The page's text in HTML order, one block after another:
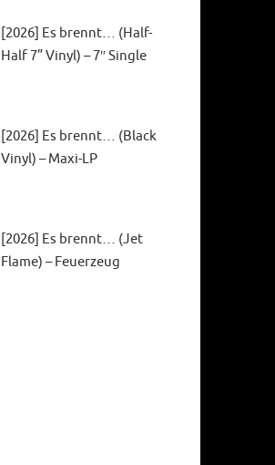
[2026] Es brennt… (Half-
Half 7” Vinyl) – 7″ Single
[2026] Es brennt… (Black
Vinyl) – Maxi-LP
[2026] Es brennt… (Jet
Flame) – Feuerzeug